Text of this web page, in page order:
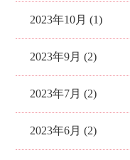
2023年10月 (1)
2023年9月 (2)
2023年7月 (2)
2023年6月 (2)